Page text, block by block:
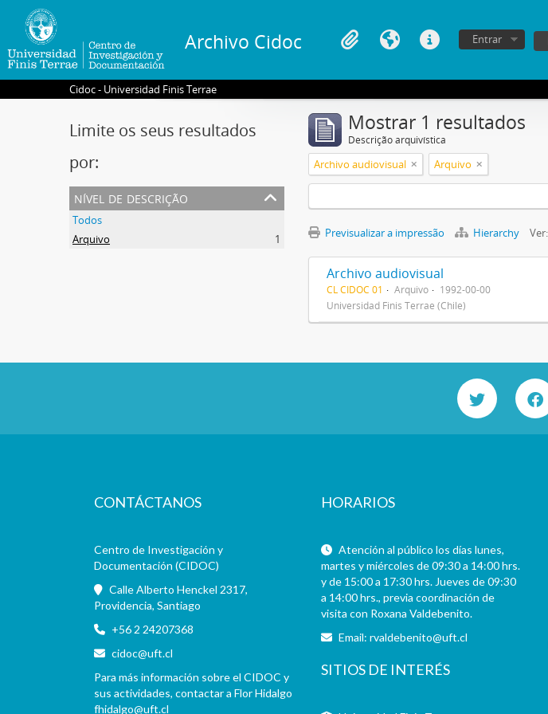
Archivo Cidoc Entrar
Cidoc - Universidad Finis Terrae
Limite os seus resultados
por:
nível de descrição
Todos
Arquivo
1
Mostrar 1 resultados
Descrição arquivística
Archivo audiovisual Arquivo
Previsualizar a impressão Hierarchy Ver:
Archivo audiovisual
CL CIDOC 01 Arquivo
1992-00-00
Universidad Finis Terrae (Chile)
CONTÁCTANOS
Centro de Investigación y
Documentación (CIDOC)
Calle Alberto Henckel 2317,
Providencia, Santiago
+56 2 24207368
cidoc@uft.cl
Para más información sobre el CIDOC y
sus actividades, contactar a Flor Hidalgo
fhidalgo@uft.cl
HORARIOS
Atención al público los días lunes,
martes y miércoles de 09:30 a 14:00 hrs.
y de 15:00 a 17:30 hrs. Jueves de 09:30
a 14:00 hrs., previa coordinación de
visita con Roxana Valdebenito.
Email:rvaldebenito@uft.cl
SITIOS DE INTERÉS